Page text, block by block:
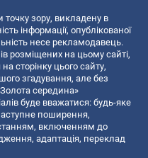
точку зору, викладену в
інформації, опублікованої
несе рекламодавець.
розміщених на цьому сайті,
сторінку цього сайту,
згадування, але без
середина»
буде вважатися: будь-яке
поширення,
включенням до
адаптація, переклад